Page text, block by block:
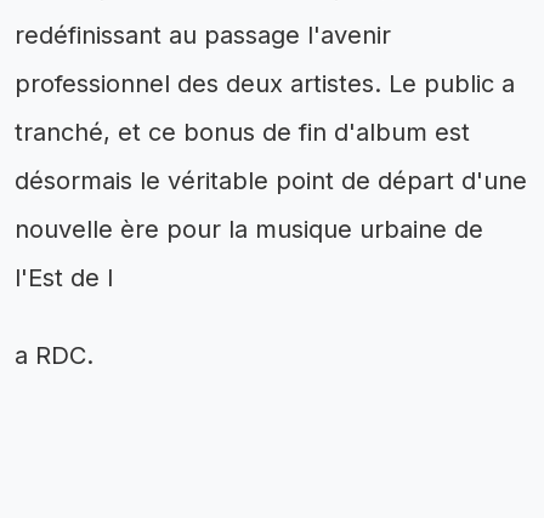
redéfinissant au passage l'avenir
professionnel des deux artistes. Le public a
tranché, et ce bonus de fin d'album est
désormais le véritable point de départ d'une
nouvelle ère pour la musique urbaine de
l'Est de l
a RDC.